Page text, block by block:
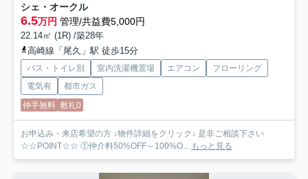
シェ・オークル
6.5万円 管理/共益費5,000円
22.14㎡ (1R) /築28年
高崎線「尾久」駅 徒歩15分
バス・トイレ別 室内洗濯機置場 エアコン
フローリング
電気有
都市ガス
仲手無料 敷礼0
お申込み・来店希望の方 ↓物件詳細をクリック↓ 是非ご相談下さい
☆☆POINT☆☆ ①仲介料50%OFF～100%O...
もっと見る